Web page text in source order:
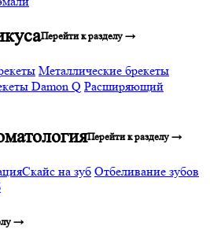
Перейти к разделу →
Металлические брекеты
Damon Q Расширяющий
Перейти к разделу →
Скайс на зуб Отбеливание зубов
→